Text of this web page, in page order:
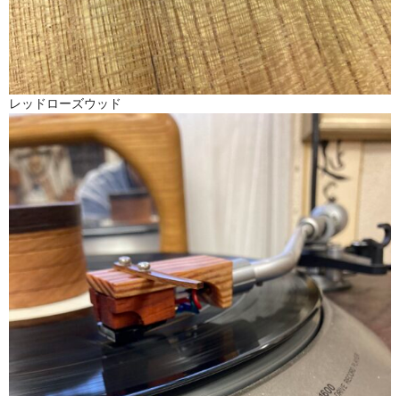
レッドローズウッド